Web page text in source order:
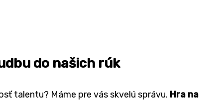
do našich rúk
talentu? Máme pre vás skvelú správu. Hra na